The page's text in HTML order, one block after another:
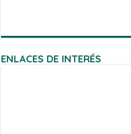
ENLACES DE INTERÉS